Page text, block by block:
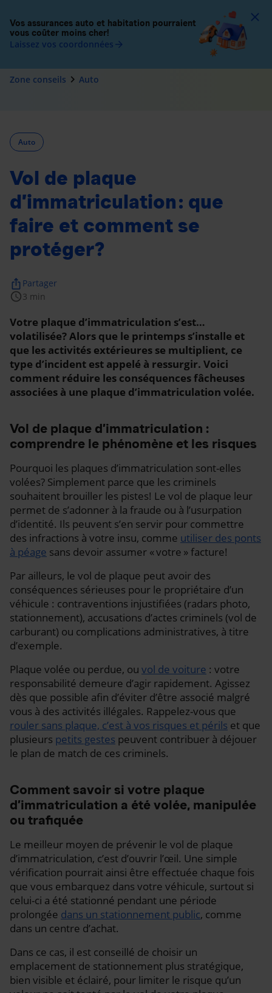
Zone conseils navigate_next Auto
Auto
Vol de plaque
d’immatriculation : que
faire et comment se
protéger?
schedule 3 min
ios_share Partager
Votre plaque d’immatriculation s’est…
volatilisée? Alors que le printemps s’installe et
que les activités extérieures se multiplient, ce
type d’incident est appelé à ressurgir. Voici
comment réduire les conséquences fâcheuses
associées à une plaque d’immatriculation volée.
Vol de plaque d’immatriculation :
comprendre le phénomène et les risques
Pourquoi les plaques d’immatriculation sont-elles
volées? Simplement parce que les criminels
souhaitent brouiller les pistes! Le vol de plaque leur
permet de s’adonner à la fraude ou à l’usurpation
d’identité. Ils peuvent s’en servir pour commettre
des infractions à votre insu, comme utiliser des ponts
à péage sans devoir assumer « votre » facture!
Par ailleurs, le vol de plaque peut avoir des
conséquences sérieuses pour le propriétaire d’un
véhicule : contraventions injustifiées (radars photo,
stationnement), accusations d’actes criminels (vol de
carburant) ou complications administratives, à titre
d’exemple.
Plaque volée ou perdue, ou vol de voiture : votre
responsabilité demeure d’agir rapidement. Agissez
dès que possible afin d’éviter d’être associé malgré
vous à des activités illégales. Rappelez-vous que
rouler sans plaque, c’est à vos risques et périls et que
plusieurs petits gestes peuvent contribuer à déjouer
le plan de match de ces criminels.
Comment savoir si votre plaque
d’immatriculation a été volée, manipulée
ou trafiquée
Le meilleur moyen de prévenir le vol de plaque
d’immatriculation, c’est d’ouvrir l’œil. Une simple
vérification pourrait ainsi être effectuée chaque fois
que vous embarquez dans votre véhicule, surtout si
celui-ci a été stationné pendant une période
prolongée dans un stationnement public, comme
dans un centre d’achat.
Dans ce cas, il est conseillé de choisir un
emplacement de stationnement plus stratégique,
bien visible et éclairé, pour limiter le risque qu’un
Vos assurances auto et habitation pourraient
vous coûter moins cher!
Laissez vos coordonnées arrow_forward